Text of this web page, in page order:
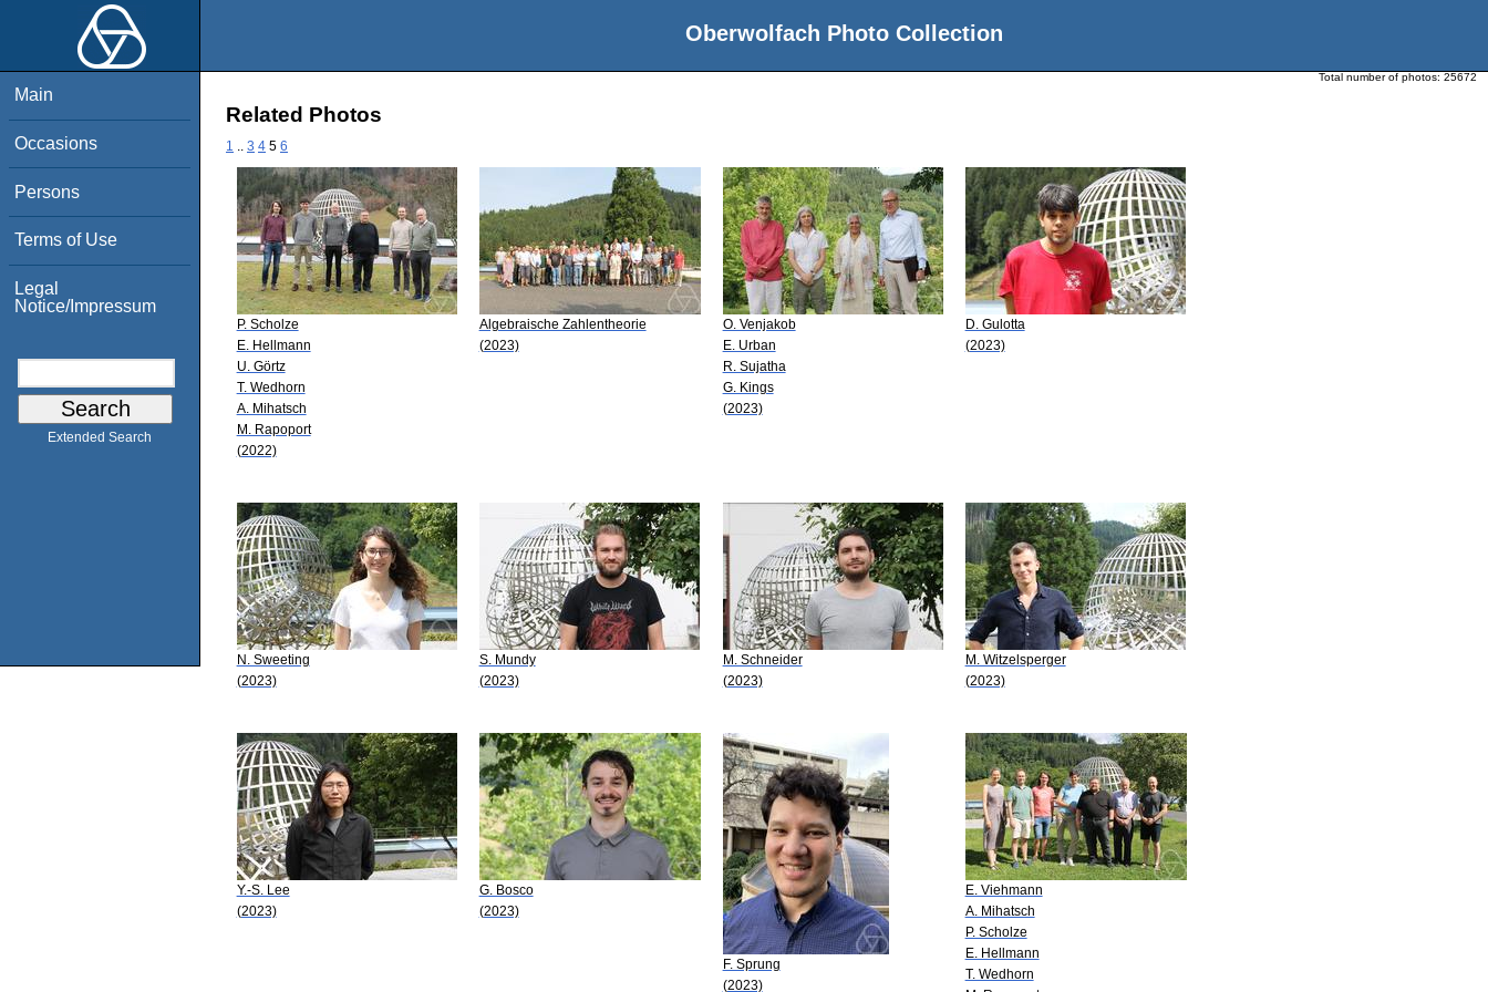
Oberwolfach Photo Collection
Main
Occasions
Persons
Terms of Use
Legal
Notice/Impressum
Extended Search
Total number of photos: 25672
Related Photos
1 3 4 5 6
P. Scholze
E. Hellmann
U. Görtz
T. Wedhorn
A. Mihatsch
M. Rapoport
(2022)
Algebraische Zahlentheorie
(2023)
O. Venjakob
E. Urban
R. Sujatha
G. Kings
(2023)
D. Gulotta
(2023)
N. Sweeting
(2023)
S. Mundy
(2023)
M. Schneider
(2023)
M. Witzelsperger
(2023)
Y.-S. Lee
(2023)
G. Bosco
(2023)
F. Sprung
(2023)
E. Viehmann
A. Mihatsch
P. Scholze
E. Hellmann
T. Wedhorn